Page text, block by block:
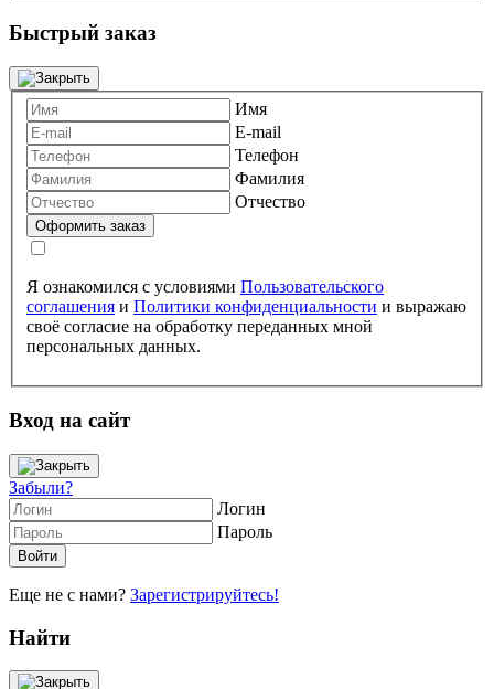
Быстрый заказ
Имя
E-mail
Телефон
Фамилия
Отчество
Я ознакомился с условиями Пользовательского
соглашения и Политики конфиденциальности и выражаю
своё согласие на обработку переданных мной
персональных данных.
Вход на сайт
Забыли?
Логин
Пароль
Еще не с нами? Зарегистрируйтесь!
Найти